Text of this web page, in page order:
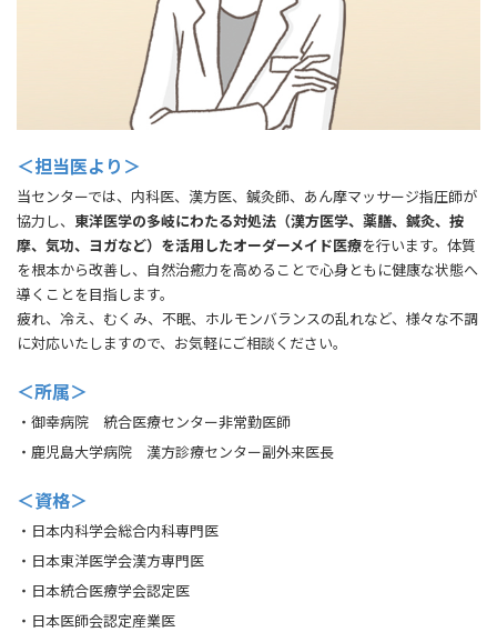
＜担当医より＞
当センターでは、内科医、漢方医、鍼灸師、あん摩マッサージ指圧師が
協力し、 東洋医学の多岐にわたる対処法（漢方医学、薬膳、鍼灸、按
摩、気功、ヨガなど）を活用したオーダーメイド医療を行います。体質
を根本から改善し、自然治癒力を高めることで心身ともに健康な状態へ
導くことを目指します。
疲れ、冷え、むくみ、不眠、ホルモンバランスの乱れなど、様々な不調
に対応いたしますので、お気軽にご相談ください。
＜所属＞
・御幸病院 統合医療センター非常勤医師
・鹿児島大学病院 漢方診療センター副外来医長
＜資格＞
・日本内科学会総合内科専門医
・日本東洋医学会漢方専門医
・日本統合医療学会認定医
・日本医師会認定産業医